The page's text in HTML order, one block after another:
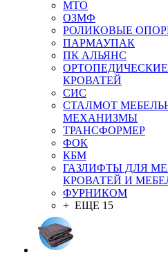
MTO
ОЗМФ
РОЛИКОВЫЕ
ПАРМАУПАК
ПК АЛЬЯНС
КРОВАТЕЙ
СИС
СТАЛМОТ
МЕХАНИЗМЫ
ТРАНСФОРМЕР
ФОК
КБМ
ГАЗЛИФТЫ ДЛЯ
КРОВАТЕЙ И
ФУРНИКОМ
+ ЕЩЕ 15